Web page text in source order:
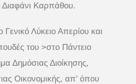
Καρπάθου.
Λύκειο Απερίου και
του >στο Πάντειο
Δημόσιας Διοίκησης,
Οικονομικής, απ’ όπου